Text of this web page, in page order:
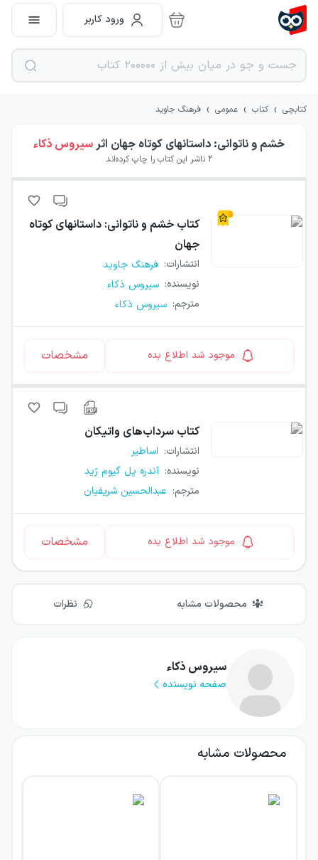
ورود کاربر
کتابچی › کتاب › عمومی › فرهنگ جاوید
خشم و ناتوانی: داستانهای کوتاه جهان اثرسیروس ذکاء
2 ناشر این کتاب را چاپ کرده‌اند
کتاب خشم و ناتوانی: داستانهای کوتاه
جهان
انتشارات: فرهنگ جاوید
نویسنده: سیروس ذکاء
مترجم: سیروس ذکاء
موجود شد اطلاع بده مشخصات
کتاب سرداب‌های واتیکان
انتشارات: اساطیر
نویسنده: آندره پل گیوم ژید
مترجم: عبدالحسین شریفیان
موجود شد اطلاع بده مشخصات
محصولات مشابه نظرات
سیروس ذکاء
صفحه نویسنده
محصولات مشابه